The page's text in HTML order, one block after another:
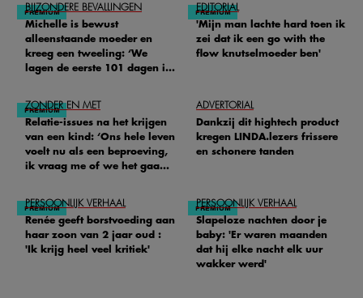
BIJZONDERE BEVALLINGEN
Michelle is bewust
alleenstaande moeder en
kreeg een tweeling: ‘We
lagen de eerste 101 dagen in
EDITORIAL
'Mijn man lachte hard toen ik
zei dat ik een go with the
flow knutselmoeder ben'
ZONDER EN MET
Relatie-issues na het krijgen
van een kind: ‘Ons hele leven
voelt nu als een beproeving,
ik vraag me of we het gaan
ADVERTORIAL
Dankzij dit hightech product
kregen LINDA.lezers frissere
en schonere tanden
PERSOONLIJK VERHAAL
Renée geeft borstvoeding aan
haar zoon van 2 jaar oud :
'Ik krijg heel veel kritiek'
PERSOONLIJK VERHAAL
Slapeloze nachten door je
baby: 'Er waren maanden
dat hij elke nacht elk uur
wakker werd'